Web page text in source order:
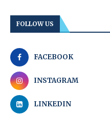
FOLLOW US
FACEBOOK
INSTAGRAM
LINKEDIN